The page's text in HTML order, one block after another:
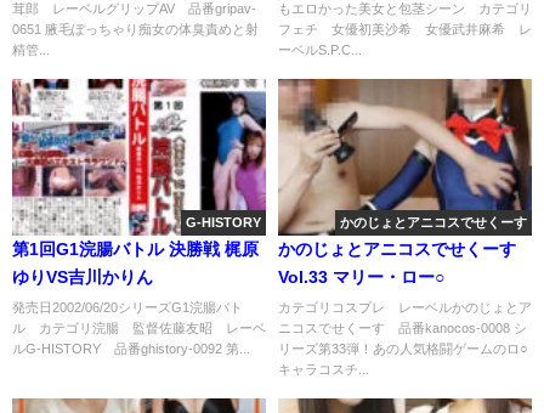
茸郎 レーベルグリップAV 品番gripav-
0651 腋毛ぽっちゃり痴女の体臭責めと射
精管...
もエロかった美女と包茎シーン カテゴリ
フェチ 女優初美沙希 女優武井麻希 レ
ーベルS.P.C...
G-HISTORY
第1回G1浣腸バトル 決勝戦 梶原
ゆりVS吉川かりん
発売日2002/06/20シリーズG1浣腸バト
ル カテゴリ浣腸 監督佐藤友昭 レーベ
ルG-HISTORY 品番ghistory-0092 第...
かのじょとアニコスでせくーす
かのじょとアニコスでせくーす
Vol.33 マリー・ロー○
カテゴリコスプレ レーベルかのじょとア
ニコスでせくーす 品番kanocos-0008 シ
リーズ第33弾！あの人気格闘ゲームのロ○
キャラコスチ...